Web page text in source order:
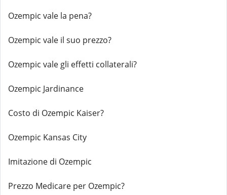
Ozempic vale la pena?
Ozempic vale il suo prezzo?
Ozempic vale gli effetti collaterali?
Ozempic Jardinance
Costo di Ozempic Kaiser?
Ozempic Kansas City
Imitazione di Ozempic
Prezzo Medicare per Ozempic?